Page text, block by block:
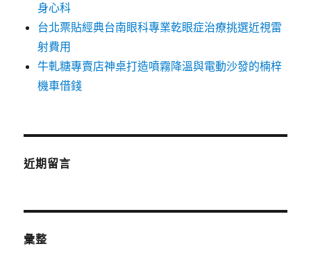
身心科
台北票貼經典台南眼科專業乾眼症治療挑選近視雷
射費用
牛軋糖專賣店神桌打造噴霧降溫與電動沙發的楠梓
機車借錢
近期留言
彙整